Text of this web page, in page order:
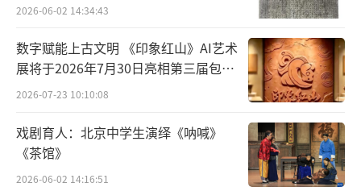
2026-06-02 14:34:43
数字赋能上古文明 《印象红山》AI艺术
展将于2026年7月30日亮相第三届包头
艺博会
2026-07-23 10:10:08
戏剧育人：北京中学生演绎《呐喊》
《茶馆》
2026-06-02 14:16:51